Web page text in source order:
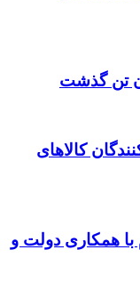
کالاهای
همکاری دولت و